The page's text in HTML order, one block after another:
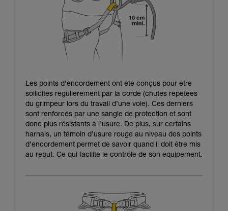
Les points d’encordement ont été conçus pour être
sollicités régulièrement par la corde (chutes répétées
du grimpeur lors du travail d’une voie). Ces derniers
sont renforcés par une sangle de protection et sont
donc plus résistants à l’usure. De plus, sur certains
harnais, un témoin d’usure rouge au niveau des points
d’encordement permet de savoir quand il doit être mis
au rebut. Ce qui facilite le contrôle de son équipement.